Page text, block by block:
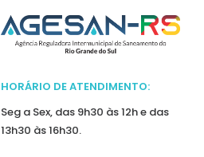
HORÁRIO DE ATENDIMENTO:
Seg a Sex, das 9h30 às 12h e das
13h30 às 16h30.